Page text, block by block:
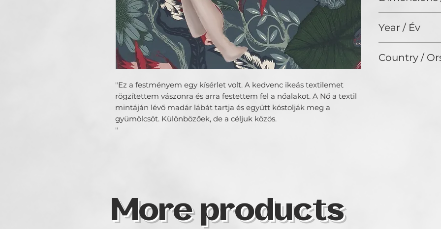
"Ez a festményem egy kísérlet volt. A kedvenc ikeás textilemet
rögzítettem vászonra és arra festettem fel a nőalakot. A Nő a textil
mintáján lévő madár lábát tartja és együtt kóstolják meg a
gyümölcsöt. Különbözőek, de a céljuk közös.
"
különböző
spiritualitáshoz
Year / Év
Country /
More products